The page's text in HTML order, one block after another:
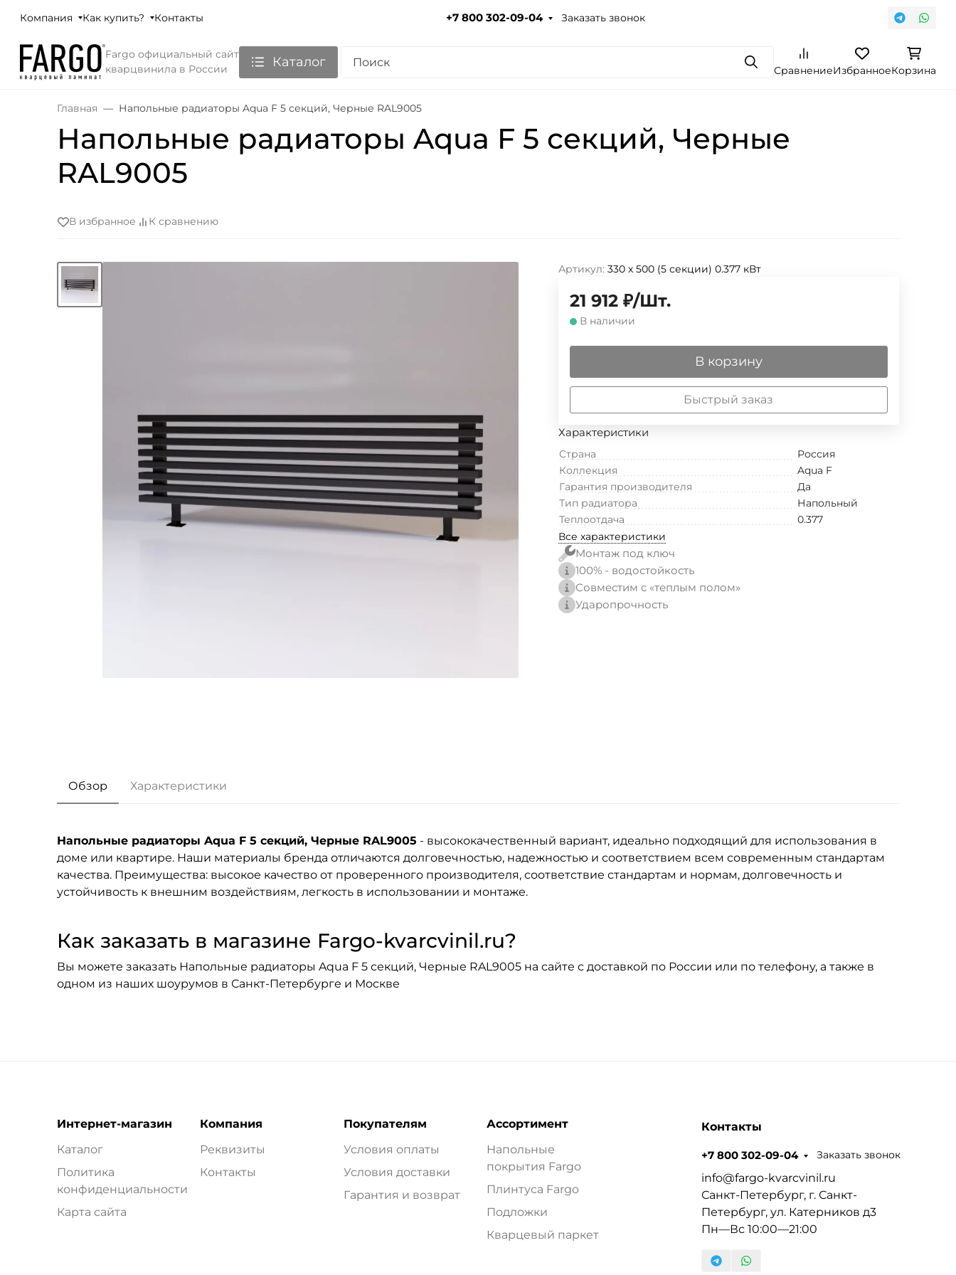
Компания Как купить? Контакты +7 800 302-09-04 Заказать звонок
Fargo официальный сайт
кварцвинила в России
Каталог ПоискСравнениеИзбранноеКорзина
Главная Напольные радиаторы Aqua F 5 секций, Черные RAL9005
Напольные радиаторы Aqua F 5 секций, Черные
RAL9005
В избранное К сравнению
Артикул: 330 х 500 (5 секции) 0.377 кВт
21 912 ₽/Шт.
В наличии
В корзину
Быстрый заказ
Характеристики
Страна
Россия
Коллекция
Aqua F
Гарантия производителя
Да
Тип радиатора
Напольный
Теплоотдача
0.377
Все характеристики
Монтаж под ключ
100% - водостойкость
Совместим с «теплым полом»
Ударопрочность
Обзор Характеристики
Напольные радиаторы Aqua F 5 секций, Черные RAL9005 - высококачественный вариант, идеально подходящий для использования в
доме или квартире. Наши материалы бренда отличаются долговечностью, надежностью и соответствием всем современным стандартам
качества. Преимущества: высокое качество от проверенного производителя, соответствие стандартам и нормам, долговечность и
устойчивость к внешним воздействиям, легкость в использовании и монтаже.
Как заказать в магазине Fargo-kvarcvinil.ru?
Вы можете заказать Напольные радиаторы Aqua F 5 секций, Черные RAL9005 на сайте с доставкой по России или по телефону, а также в
одном из наших шоурумов в Санкт-Петербурге и Москве
Интернет-магазин
Каталог
Политика
конфиденциальности
Карта сайта
Компания
Реквизиты
Контакты
Покупателям
Условия оплаты
Условия доставки
Гарантия и возврат
Ассортимент
Напольные
покрытия Fargo
Плинтуса Fargo
Подложки
Кварцевый паркет
Контакты
+7 800 302-09-04 Заказать звонок
info@fargo-kvarcvinil.ru
Санкт-Петербург, г. Санкт-
Петербург, ул. Катерников д3
Пн—Вс 10:00—21:00